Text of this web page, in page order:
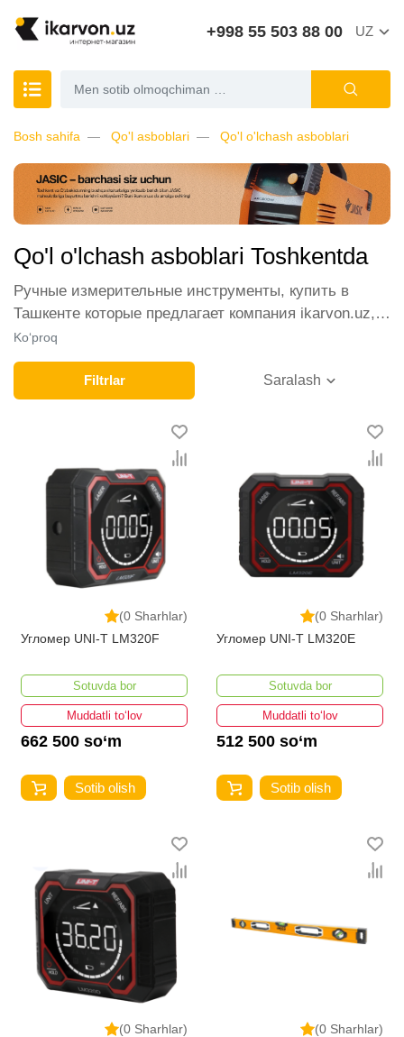
+998 55 503 88 00 UZ
Bosh sahifa Qo'l asboblari Qo'l o'lchash asboblari
Qo'l o'lchash asboblari Toshkentda
Ручные измерительные инструменты, купить в
Ташкенте которые предлагает компания ikarvon.uz,
пользуются широким спросом среди наших
клиентов. Мы обеспечиваем лучшие условия
продажи этой категории товара. Ручные
измерительные инструменты в интернет-магазине
представлены ведущими производителями и
брендами, список которых постоянно расширяется.
Мы доставляем товар в любом количестве по всей
территории страны. Все это дополняет лучшая по
Узбекистану стоимость, Ручные измерительные
инструменты от ikarvon.uz — это самый широкий
диапазон цен. Причем здесь представлена
оптимальная цена для каждой позиции из категории
Ручные измерительные инструменты.
Ko‘proq
Filtrlar Saralash
(0 Sharhlar)
Угломер UNI-T LM320F
Sotuvda bor
Muddatli to‘lov
662 500 so‘m
Sotib olish
(0 Sharhlar)
Угломер UNI-T LM320E
Sotuvda bor
Muddatli to‘lov
512 500 so‘m
Sotib olish
(0 Sharhlar)
(0 Sharhlar)